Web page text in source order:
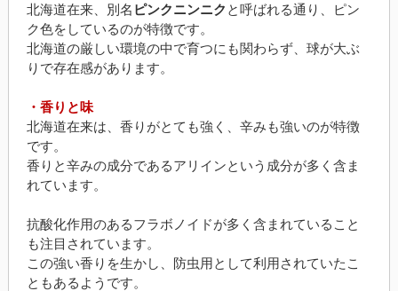
北海道在来、別名 ピンクニンニク と呼ばれる通り、ピン
ク色をしているのが特徴です。
北海道の厳しい環境の中で育つにも関わらず、球が大ぶ
りで存在感があります。
・香りと味
北海道在来は、香りがとても強く、辛みも強いのが特徴
です。
香りと辛みの成分であるアリインという成分が多く含ま
れています。
抗酸化作用のあるフラボノイドが多く含まれていること
も注目されています。
この強い香りを生かし、防虫用として利用されていたこ
ともあるようです。